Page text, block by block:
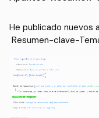
He publicado nuevos
Resumen-clave-